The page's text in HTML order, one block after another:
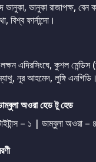
ভানুকা, ভানুকা রাজাপক্ষ, বেন
বিশ্ব ফার্নান্দো।
লক্ষন এদিরসিংঘে, কুশল
ম্যাথু, নূর আহমেদ, লুঙ্গি এনগিডি।
অওরা হেড টু হেড
– ১ | ডাম্বুলা অওরা –